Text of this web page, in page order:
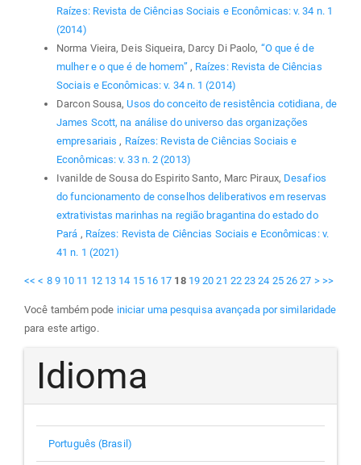
Raízes: Revista de Ciências Sociais e Econômicas: v. 34 n. 1
(2014)
Norma Vieira, Deis Siqueira, Darcy Di Paolo, “O que é de
mulher e o que é de homem” , Raízes: Revista de Ciências
Sociais e Econômicas: v. 34 n. 1 (2014)
Darcon Sousa,Usos do conceito de resistência cotidiana, de
James Scott, na análise do universo das organizações
empresariais, Raízes: Revista de Ciências Sociais e
Econômicas: v. 33 n. 2 (2013)
Ivanilde de Sousa do Espirito Santo, Marc Piraux, Desafios
do funcionamento de conselhos deliberativos em reservas
extrativistas marinhas na região bragantina do estado do
Pará , Raízes: Revista de Ciências Sociais e Econômicas: v.
41 n. 1 (2021)
<< < 8 9 10 11 12 13 14 15 16 17 18 19 20 21 22 23 24 25 26 27 > >>
Você também pode iniciar uma pesquisa avançada por similaridade
para este artigo.
Idioma
Português (Brasil)